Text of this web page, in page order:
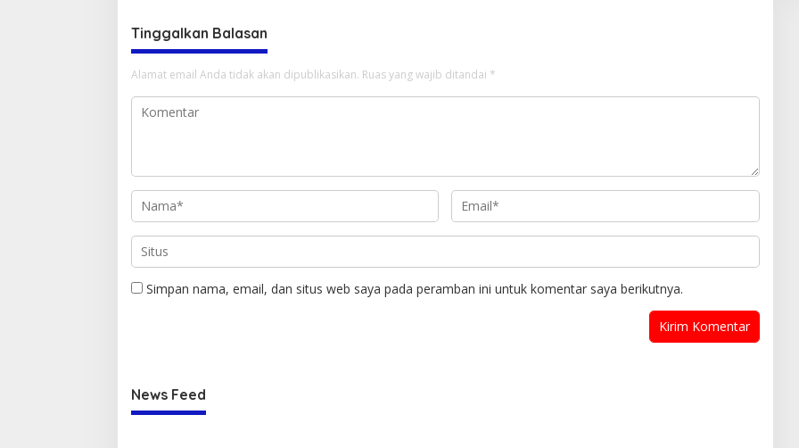
Tinggalkan Balasan
Alamat email Anda tidak akan dipublikasikan. Ruas yang wajib ditandai *
Simpan nama, email, dan situs web saya pada peramban ini untuk komentar saya berikutnya.
News Feed